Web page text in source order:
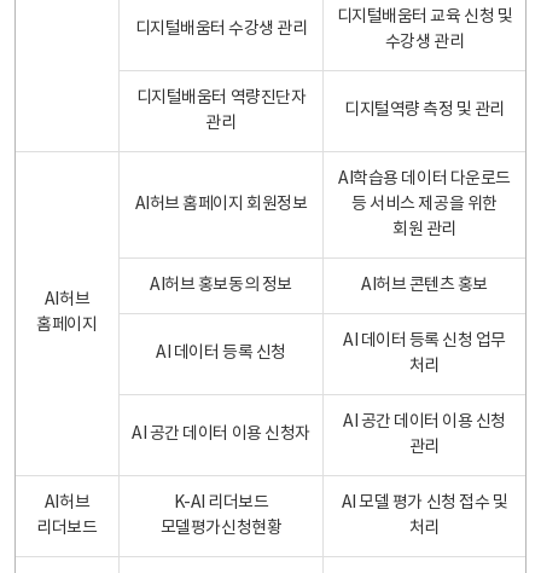
디지털배움터 수강생 관리
디지털배움터 교육 신청 및
수강생 관리
디지털배움터 역량진단자
관리
디지털역량 측정 및 관리
AI허브
홈페이지
AI허브 홈페이지 회원정보
AI학습용 데이터 다운로드
등 서비스 제공을 위한
회원 관리
AI허브 홍보동의 정보 AI허브 콘텐츠 홍보
AI 데이터 등록 신청
AI 데이터 등록 신청 업무
처리
AI 공간 데이터 이용 신청자
AI 공간 데이터 이용 신청
관리
AI허브
리더보드
K-AI 리더보드
모델평가신청현황
AI 모델 평가 신청 접수 및
처리